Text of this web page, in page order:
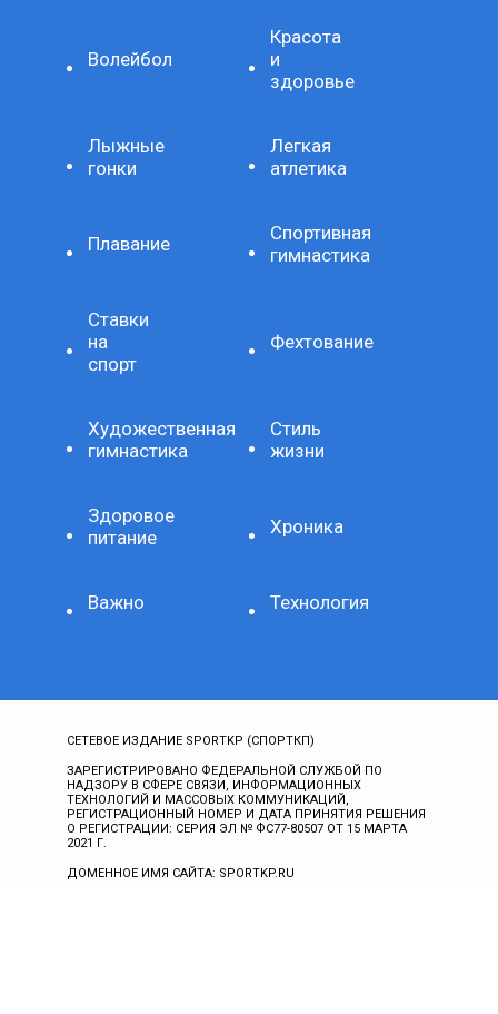
Волейбол
Красота
и
здоровье
Лыжные
гонки
Легкая
атлетика
Плавание
Спортивная
гимнастика
Ставки
на
спорт
Фехтование
Художественная
гимнастика
Стиль
жизни
Здоровое
питание
Хроника
Важно Технология
СЕТЕВОЕ ИЗДАНИЕ SPORTKP (СПОРТКП)
ЗАРЕГИСТРИРОВАНО ФЕДЕРАЛЬНОЙ СЛУЖБОЙ ПО
НАДЗОРУ В СФЕРЕ СВЯЗИ, ИНФОРМАЦИОННЫХ
ТЕХНОЛОГИЙ И МАССОВЫХ КОММУНИКАЦИЙ,
РЕГИСТРАЦИОННЫЙ НОМЕР И ДАТА ПРИНЯТИЯ РЕШЕНИЯ
О РЕГИСТРАЦИИ: СЕРИЯ ЭЛ № ФС77-80507 ОТ 15 МАРТА
2021 Г.
ДОМЕННОЕ ИМЯ САЙТА: SPORTKP.RU